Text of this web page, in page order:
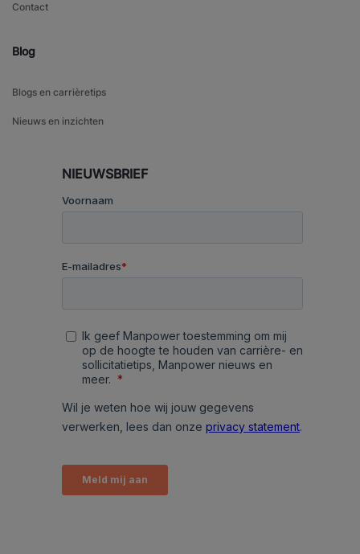
Contact
Blog
Blogs en carrièretips
Nieuws en inzichten
NIEUWSBRIEF